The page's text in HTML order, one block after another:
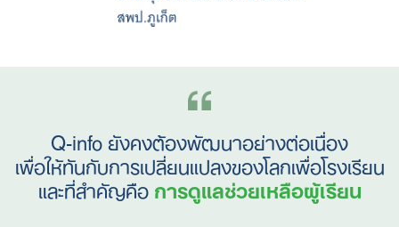
Q-info ยังคงต้องพัฒนาอย่างต่อเนื่อง
เพื่อให้ทันกับการเปลี่ยนแปลงของโลกเพื่อโรงเรียน
และที่สำคัญคือการดูแลช่วยเหลือผู้เรียน